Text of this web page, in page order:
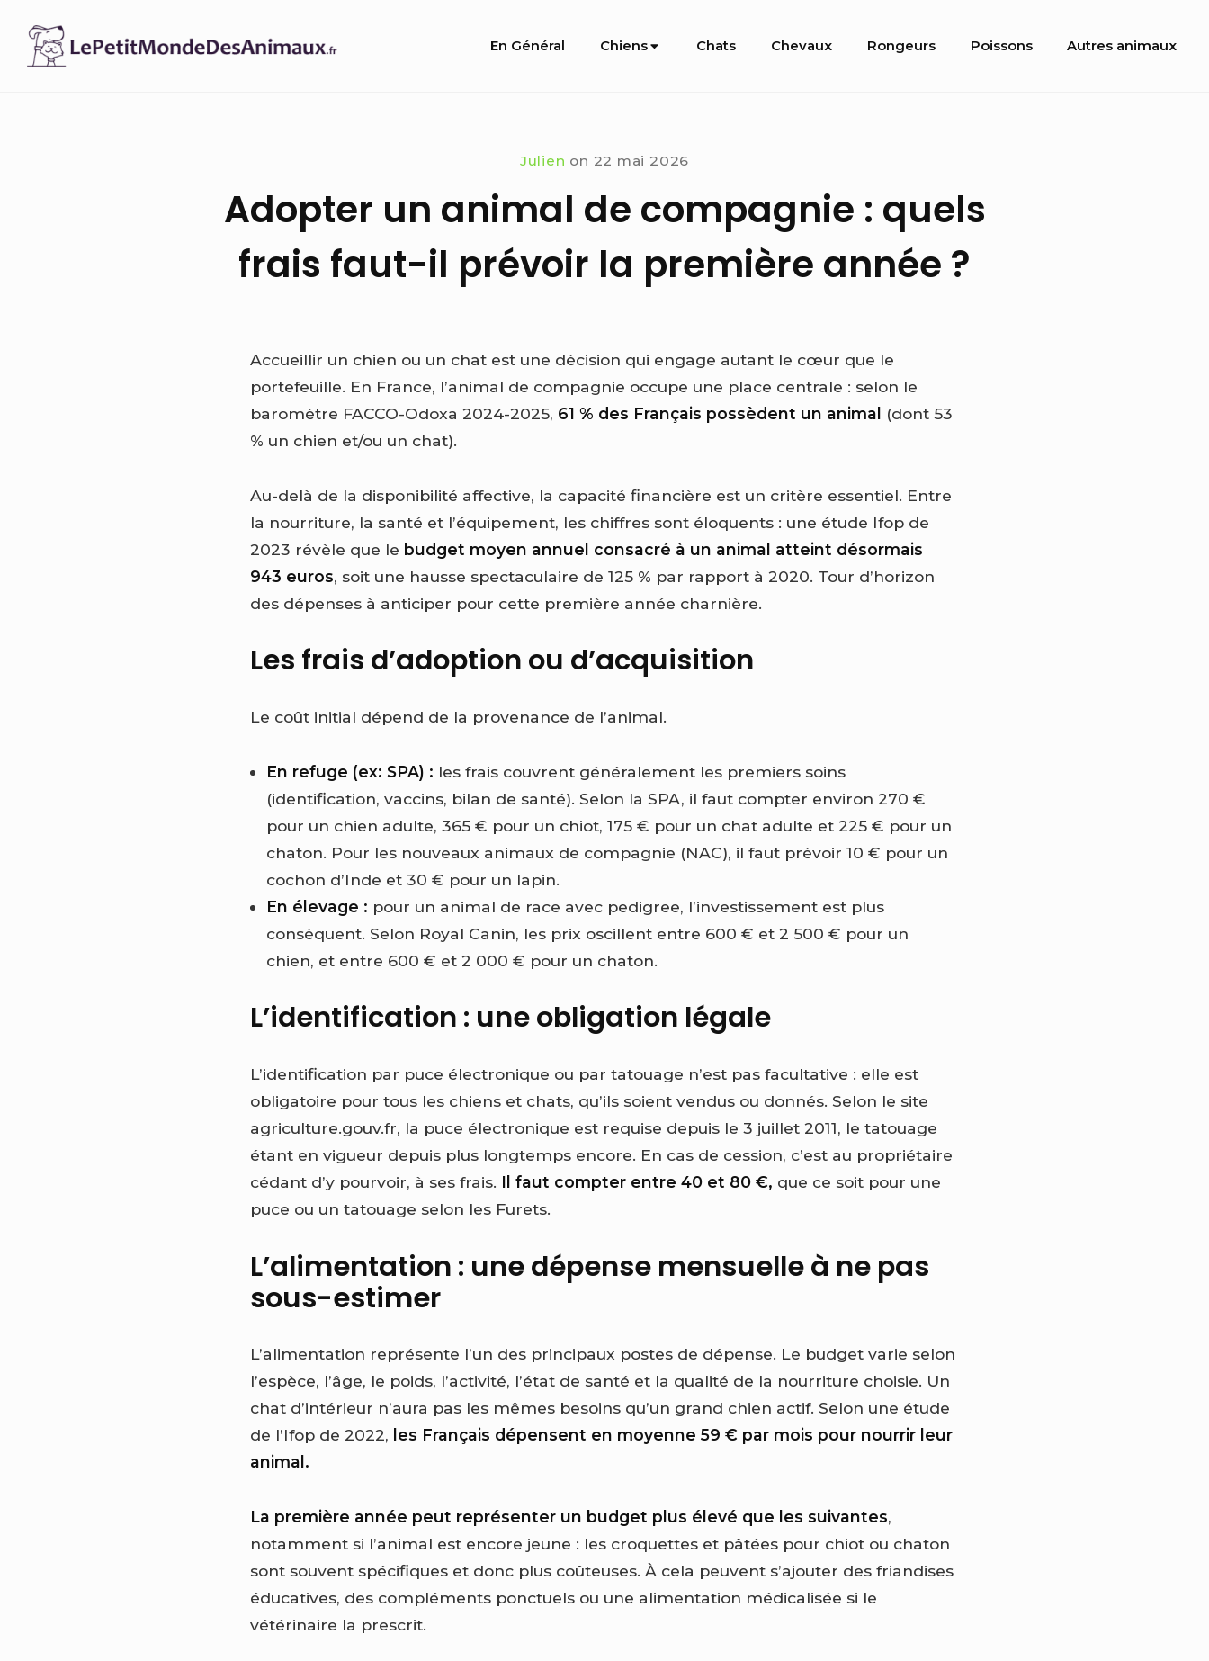
content
Site
En Général Chiens Chats Chevaux Rongeurs Poissons Autres animaux
Julien on 22 mai 2026
Adopter un animal de compagnie : quels
frais faut-il prévoir la première année ?
Accueillir un chien ou un chat est une décision qui engage autant le cœur que le
portefeuille. En France, l’animal de compagnie occupe une place centrale : selon le
baromètre FACCO-Odoxa 2024-2025, 61 % des Français possèdent un animal
(dont 53
% un chien et/ou un chat).
Au-delà de la disponibilité affective, la capacité financière est un critère essentiel. Entre
la nourriture, la santé et l’équipement, les chiffres sont éloquents : une étude Ifop de
2023 révèle que le budget moyen annuel consacré à un animal atteint désormais
943 euros, soit une hausse spectaculaire de 125 % par rapport à 2020. Tour d’horizon
des dépenses à anticiper pour cette première année charnière.
Les frais d’adoption ou d’acquisition
Le coût initial dépend de la provenance de l’animal.
En refuge (ex: SPA) : les frais couvrent généralement les premiers soins
(identification, vaccins, bilan de santé). Selon la SPA, il faut compter environ 270 €
pour un chien adulte, 365 € pour un chiot, 175 € pour un chat adulte et 225 € pour un
chaton. Pour les nouveaux animaux de compagnie (NAC), il faut prévoir 10 € pour un
cochon d’Inde et 30 € pour un lapin.
En élevage : pour un animal de race avec pedigree, l’investissement est plus
conséquent. Selon Royal Canin, les prix oscillent entre 600 € et 2 500 € pour un
chien, et entre 600 € et 2 000 € pour un chaton.
L’identification : une obligation légale
L’identification par puce électronique ou par tatouage n’est pas facultative : elle est
obligatoire pour tous les chiens et chats, qu’ils soient vendus ou donnés. Selon le site
agriculture.gouv.fr, la puce électronique est requise depuis le 3 juillet 2011, le tatouage
étant en vigueur depuis plus longtemps encore. En cas de cession, c’est au propriétaire
cédant d’y pourvoir, à ses frais. Il faut compter entre 40 et 80 €, que ce soit pour une
puce ou un tatouage selon les Furets.
L’alimentation : une dépense mensuelle à ne pas
sous-estimer
L’alimentation représente l’un des principaux postes de dépense. Le budget varie selon
l’espèce, l’âge, le poids, l’activité, l’état de santé et la qualité de la nourriture choisie. Un
chat d’intérieur n’aura pas les mêmes besoins qu’un grand chien actif. Selon une étude
de l’Ifop de 2022, les Français dépensent en moyenne 59 € par mois pour nourrir leur
animal.
La première année peut représenter un budget plus élevé que les suivantes,
notamment si l’animal est encore jeune : les croquettes et pâtées pour chiot ou chaton
sont souvent spécifiques et donc plus coûteuses. À cela peuvent s’ajouter des friandises
éducatives, des compléments ponctuels ou une alimentation médicalisée si le
vétérinaire la prescrit.